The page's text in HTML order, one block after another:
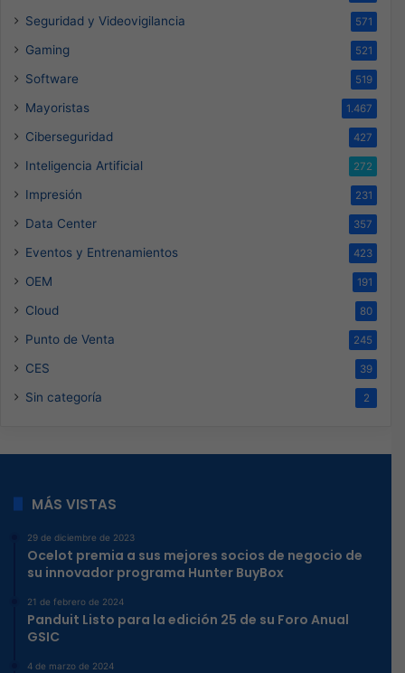
Seguridad y Videovigilancia 571
Gaming 521
Software 519
Mayoristas 1.467
Ciberseguridad 427
Inteligencia Artificial 272
Impresión 231
Data Center 357
Eventos y Entrenamientos 423
OEM 191
Cloud 80
Punto de Venta 245
CES 39
Sin categoría 2
MÁS VISTAS
29 de diciembre de 2023
Ocelot premia a sus mejores socios de negocio de
su innovador programa Hunter BuyBox
21 de febrero de 2024
Panduit Listo para la edición 25 de su Foro Anual
GSIC
4 de marzo de 2024